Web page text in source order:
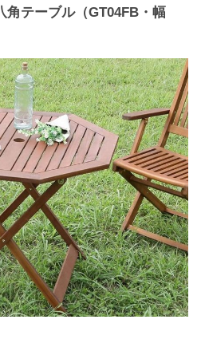
角テーブル（GT04FB・幅